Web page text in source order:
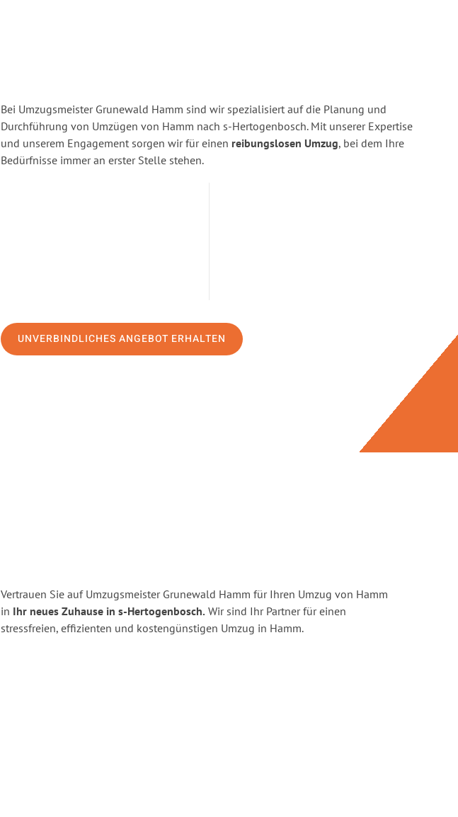
Bei Umzugsmeister Grunewald Hamm sind wir spezialisiert auf die Planung und
Durchführung von Umzügen von Hamm nach s-Hertogenbosch. Mit unserer Expertise
und unserem Engagement sorgen wir für einen reibungslosen Umzug, bei dem Ihre
Bedürfnisse immer an erster Stelle stehen.
UNVERBINDLICHES ANGEBOT ERHALTEN
Vertrauen Sie auf Umzugsmeister Grunewald Hamm für Ihren Umzug von Hamm
in Ihr neues Zuhause in s-Hertogenbosch. Wir sind Ihr Partner für einen
stressfreien, effizienten und kostengünstigen Umzug in Hamm.